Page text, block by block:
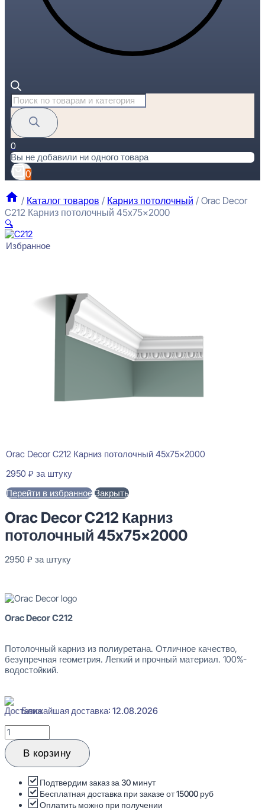
Поиск
товаров
0
Вы не добавили ни одного товара
0
/ Каталог товаров / Карниз потолочный / Orac Decor
C212 Карниз потолочный 45x75x2000
🔍
Избранное
Orac Decor C212 Карниз потолочный 45x75x2000
2950 ₽ за штуку
Перейти в избранное Закрыть
Orac Decor C212 Карниз
потолочный 45x75x2000
2950 ₽ за штуку
Orac Decor C212
Потолочный карниз из полиуретана. Отличное качество,
безупречная геометрия. Легкий и прочный материал. 100%-
водостойкий.
Ближайшая доставка: 12.08.2026
Количество
товара
Orac
Decor
Карниз
потолочный
45x75x2000
В корзину
Подтвердим заказ за 30 минут
Бесплатная доставка при заказе от 15000 руб
Оплатить можно при получении